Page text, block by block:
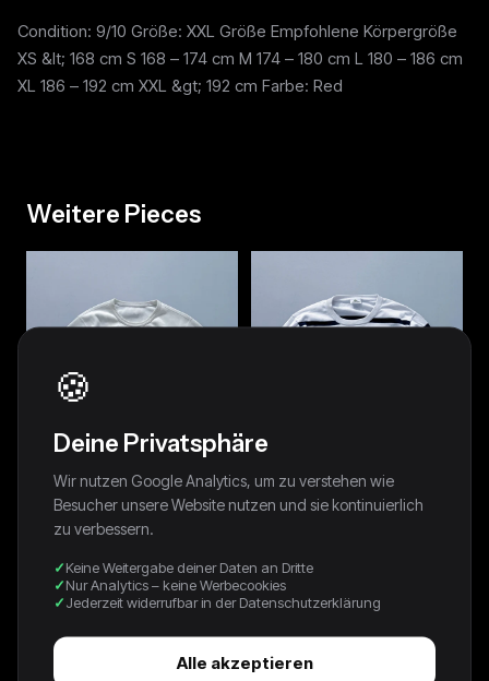
Condition: 9/10 Größe: XXL Größe Empfohlene Körpergröße
XS &lt; 168 cm S 168 – 174 cm M 174 – 180 cm L 180 – 186 cm
XL 186 – 192 cm XXL &gt; 192 cm Farbe: Red
Weitere Pieces
Pullover | M
64,00 €
64,00 €
🍪
Deine Privatsphäre
Wir nutzen Google Analytics, um zu verstehen wie
Besucher unsere Website nutzen und sie kontinuierlich
zu verbessern.
Keine Weitergabe deiner Daten an Dritte
Nur Analytics – keine Werbecookies
Jederzeit widerrufbar in der Datenschutzerklärung
Alle akzeptieren